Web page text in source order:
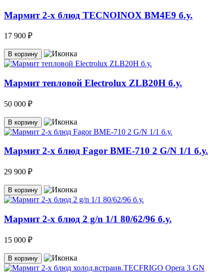
Мармит 2-х блюд TECNOINOX ВМ4Е9 б.у.
17 900 ₽
В корзину
Мармит тепловой Electrolux ZLB20H б.у.
50 000 ₽
В корзину
Мармит 2-х блюд Fagor BME-710 2 G/N 1/1 б.у.
29 900 ₽
В корзину
Мармит 2-х блюд 2 g/n 1/1 80/62/96 б.у.
15 000 ₽
В корзину